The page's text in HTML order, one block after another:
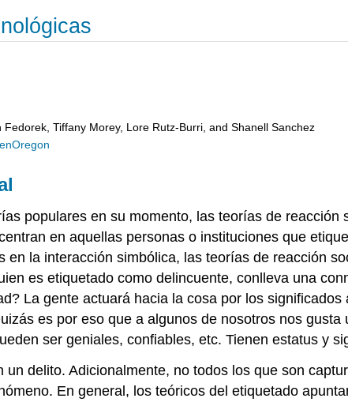
Tiffany Morey, Lore Rutz-Burri, and Shanell Sanchez
populares en su momento, las teorías de
en aquellas personas o instituciones que
en la interacción simbólica, las teorías de reacción
es etiquetado como delincuente, conlleva una
La gente actuará hacia la cosa por los
es por eso que a algunos de nosotros nos
ser geniales, confiables, etc. Tienen estatus y
un delito. Adicionalmente, no todos los que son
En general, los teóricos del etiquetado